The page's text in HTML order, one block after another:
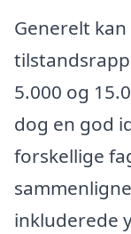
Generelt
5.000 og
dog en god
forskellige
inkluderede